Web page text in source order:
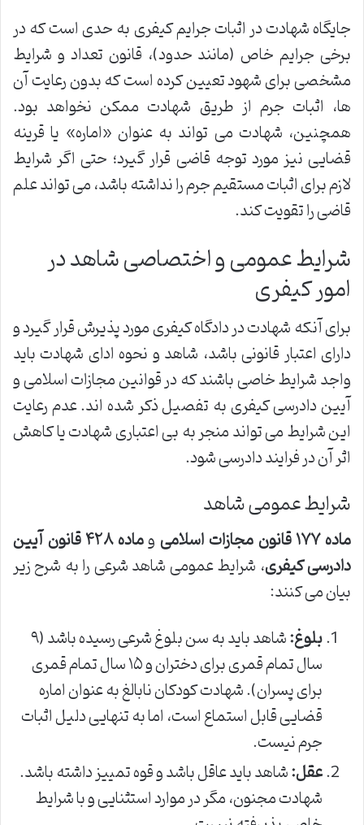
جایگاه شهادت در اثبات جرایم کیفری به حدی است که در
برخی جرایم خاص (مانند حدود)، قانون تعداد و شرایط
مشخصی برای شهود تعیین کرده است که بدون رعایت آن
ها، اثبات جرم از طریق شهادت ممکن نخواهد بود.
همچنین، شهادت می تواند به عنوان «اماره» یا قرینه
قضایی نیز مورد توجه قاضی قرار گیرد؛ حتی اگر شرایط
لازم برای اثبات مستقیم جرم را نداشته باشد، می تواند علم
قاضی را تقویت کند.
شرایط عمومی و اختصاصی شاهد در
امور کیفری
برای آنکه شهادت در دادگاه کیفری مورد پذیرش قرار گیرد و
دارای اعتبار قانونی باشد، شاهد و نحوه ادای شهادت باید
واجد شرایط خاصی باشند که در قوانین مجازات اسلامی و
آیین دادرسی کیفری به تفصیل ذکر شده اند. عدم رعایت
این شرایط می تواند منجر به بی اعتباری شهادت یا کاهش
اثر آن در فرایند دادرسی شود.
شرایط عمومی شاهد
ماده ۱۷۷ قانون مجازات اسلامی و
ماده ۴۲۸ قانون آیین
دادرسی کیفری، شرایط عمومی شاهد شرعی را به شرح زیر
بیان می کنند:
بلوغ:
شاهد باید به سن بلوغ شرعی رسیده باشد (۹
سال تمام قمری برای دختران و ۱۵ سال تمام قمری
برای پسران). شهادت کودکان نابالغ به عنوان اماره
قضایی قابل استماع است، اما به تنهایی دلیل اثبات
جرم نیست.
عقل:شاهد باید عاقل باشد و قوه تمییز داشته باشد.
شهادت مجنون، مگر در موارد استثنایی و با شرایط